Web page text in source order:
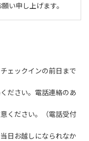
い申し上げます。
ん。高校生以上の方
）の使用は、事前に
き、正午からです。
約をお願いします。
てください。午後3
したら管理棟にて手
越しの方は、翌朝
ェックインの前日まで
ださい。電話連絡のあ
ください。（電話受付
日お越しになられなか